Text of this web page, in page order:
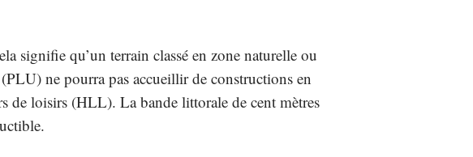
signifie qu’un terrain classé en zone naturelle ou
ne pourra pas accueillir de constructions en
de loisirs (HLL). La bande littorale de cent mètres